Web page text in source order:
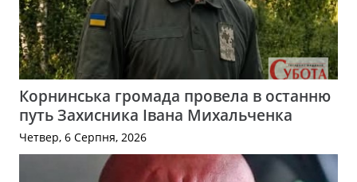
Корнинська громада провела в останню
путь Захисника Івана Михальченка
Четвер, 6 Серпня, 2026